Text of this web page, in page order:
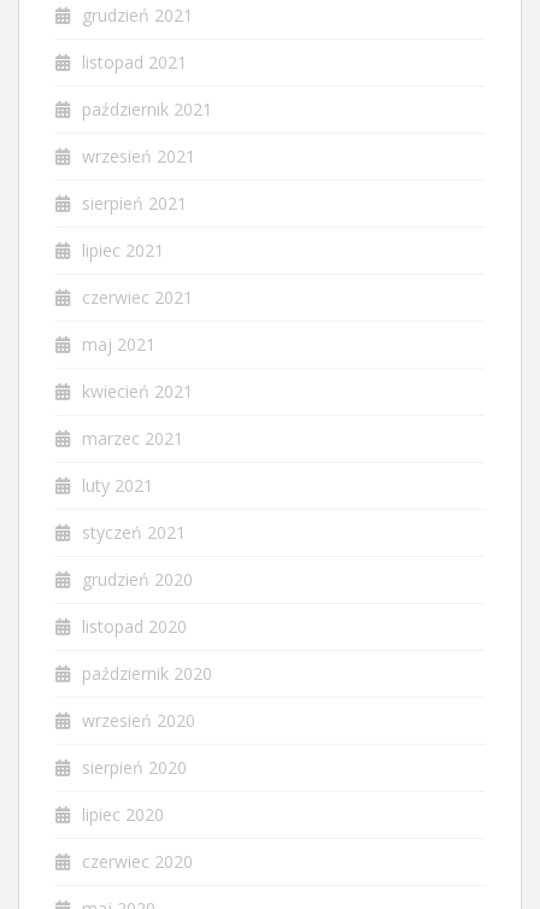
grudzień 2021
listopad 2021
październik 2021
wrzesień 2021
sierpień 2021
lipiec 2021
czerwiec 2021
maj 2021
kwiecień 2021
marzec 2021
luty 2021
styczeń 2021
grudzień 2020
listopad 2020
październik 2020
wrzesień 2020
sierpień 2020
lipiec 2020
czerwiec 2020